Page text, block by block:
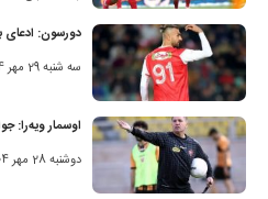
دورسون: ادعای
سه شنبه 29 مهر 1404
اوسمار ویه‌را:
دوشنبه 28 مهر 1404